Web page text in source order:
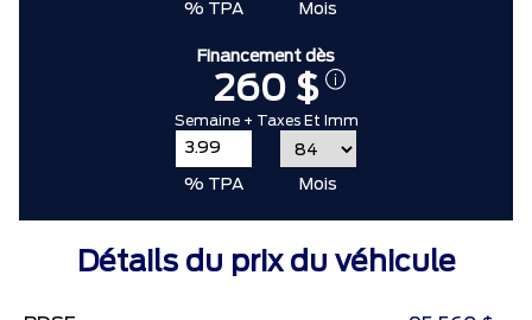
Détails du prix du véhicule
% TPA Mois
Financement dès
260 $
Semaine + Taxes Et Imm
% TPA Mois